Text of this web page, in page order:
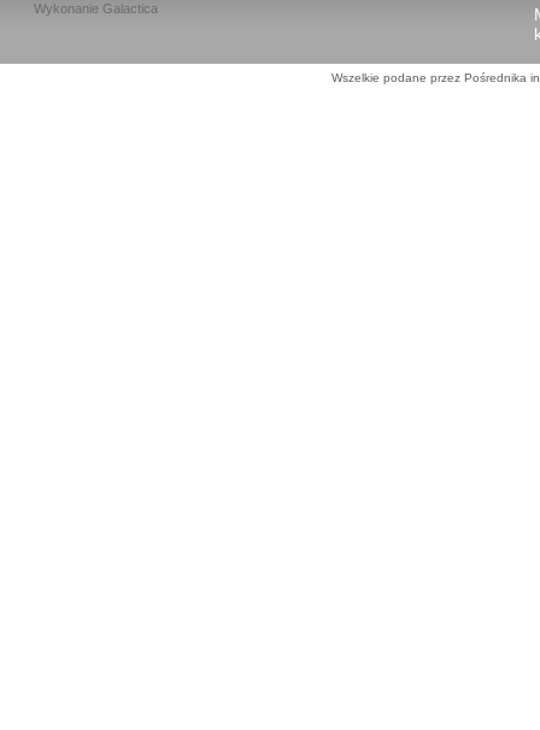
Wykonanie Galactica
Wszelkie podane przez Pośrednika